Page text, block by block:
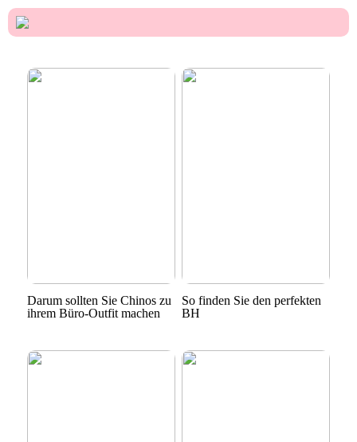
Darum sollten Sie Chinos zu
ihrem Büro-Outfit machen
So finden Sie den perfekten
BH